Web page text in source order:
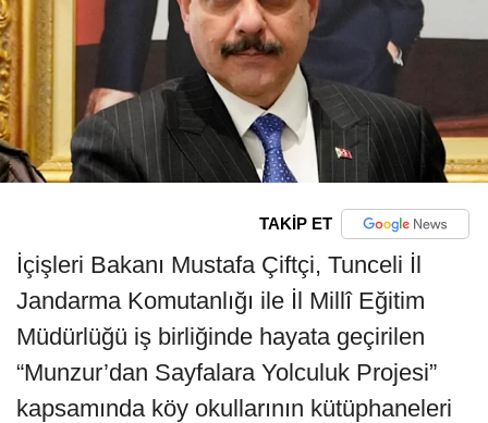
TAKİP ET
İçişleri Bakanı Mustafa Çiftçi, Tunceli İl
Jandarma Komutanlığı ile İl Millî Eğitim
Müdürlüğü iş birliğinde hayata geçirilen
“Munzur’dan Sayfalara Yolculuk Projesi”
kapsamında köy okullarının kütüphaneleri